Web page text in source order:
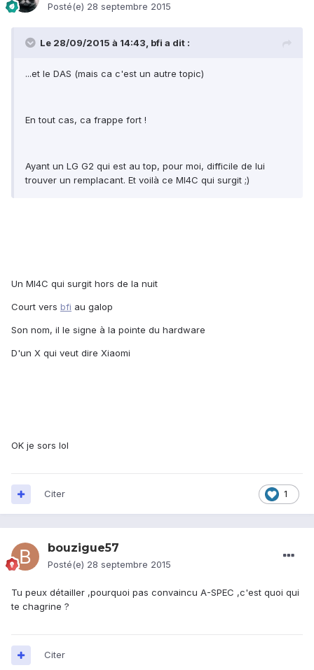
Posté(e) 28 septembre 2015
Le 28/09/2015 à 14:43, bfi a dit :
...et le DAS (mais ca c'est un autre topic)
En tout cas, ca frappe fort !
Ayant un LG G2 qui est au top, pour moi, difficile de lui
trouver un remplacant. Et voilà ce MI4C qui surgit ;)
Un MI4C qui surgit hors de la nuit
Court vers bfi au galop
Son nom, il le signe à la pointe du hardware
D'un X qui veut dire Xiaomi
OK je sors lol
1
Citer
bouzigue57
Posté(e) 28 septembre 2015
Tu peux détailler ,pourquoi pas convaincu A-SPEC ,c'est quoi qui
te chagrine ?
Citer